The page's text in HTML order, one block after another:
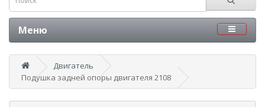
Меню
Двигатель
Подушка задней опоры двигателя 2108